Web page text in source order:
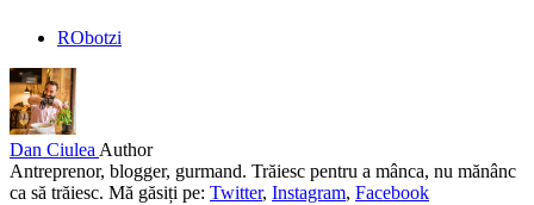
RObotzi
Dan Ciulea Author
Antreprenor, blogger, gurmand. Trăiesc pentru a mânca, nu mănânc
ca să trăiesc. Mă găsiți pe: Twitter, Instagram, Facebook